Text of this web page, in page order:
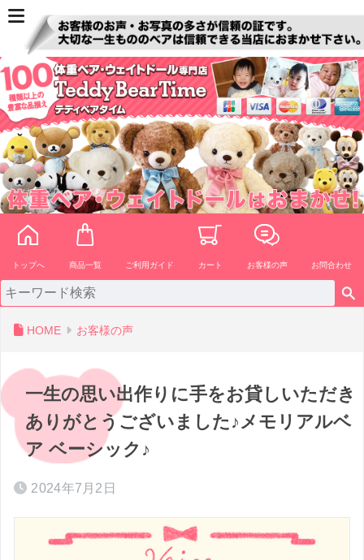
トップへ 商品一覧 ご利用ガイド カート お客様の声 お問合わせ
HOME お客様の声
一生の思い出作りに手をお貸しいただき
ありがとうございました♪メモリアルベ
ア ベーシック♪
2024年7月2日
ジト
ップ
へ